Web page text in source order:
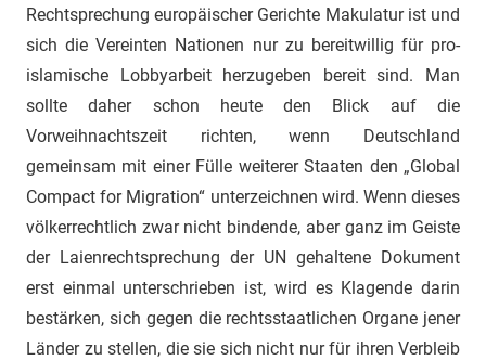
Rechtsprechung europäischer Gerichte Makulatur ist und
sich die Vereinten Nationen nur zu bereitwillig für pro-
islamische Lobbyarbeit herzugeben bereit sind. Man
sollte daher schon heute den Blick auf die
Vorweihnachtszeit richten, wenn Deutschland
gemeinsam mit einer Fülle weiterer Staaten den „Global
Compact for Migration“ unterzeichnen wird. Wenn dieses
völkerrechtlich zwar nicht bindende, aber ganz im Geiste
der Laienrechtsprechung der UN gehaltene Dokument
erst einmal unterschrieben ist, wird es Klagende darin
bestärken, sich gegen die rechtsstaatlichen Organe jener
Länder zu stellen, die sie sich nicht nur für ihren Verbleib